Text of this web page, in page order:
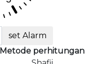
set Alarm
Metode perhitungan